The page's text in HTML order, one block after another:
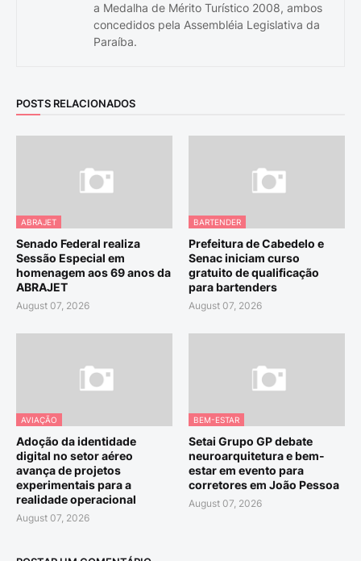
a Medalha de Mérito Turístico 2008, ambos
concedidos pela Assembléia Legislativa da
Paraíba.
POSTS RELACIONADOS
ABRAJET
Senado Federal realiza
Sessão Especial em
homenagem aos 69 anos da
ABRAJET
August 07, 2026
BARTENDER
Prefeitura de Cabedelo e
Senac iniciam curso
gratuito de qualificação
para bartenders
August 07, 2026
AVIAÇÃO
Adoção da identidade
digital no setor aéreo
avança de projetos
experimentais para a
realidade operacional
August 07, 2026
BEM-ESTAR
Setai Grupo GP debate
neuroarquitetura e bem-
estar em evento para
corretores em João Pessoa
August 07, 2026